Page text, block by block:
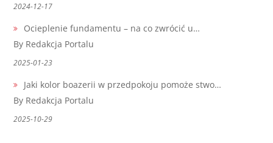
2024-12-17
Ocieplenie fundamentu – na co zwrócić u…
By Redakcja Portalu
2025-01-23
Jaki kolor boazerii w przedpokoju pomoże stwo…
By Redakcja Portalu
2025-10-29